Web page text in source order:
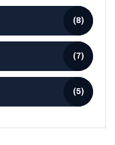
(8)
(7)
(5)